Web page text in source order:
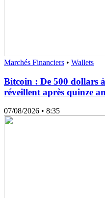
Marchés Financiers • Wallets
Bitcoin : De 500 dollars
réveillent après quinze
07/08/2026 • 8:35